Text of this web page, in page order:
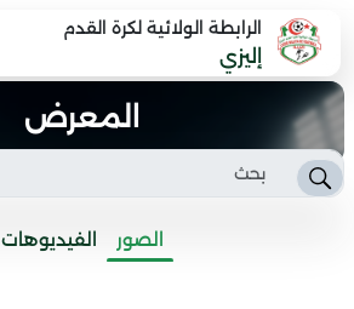
الرابطة الولائية لكرة القدم
إليزي
المعرض
الصور الفيديوهات